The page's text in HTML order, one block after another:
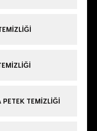
PETEK TEMIZLIĞI